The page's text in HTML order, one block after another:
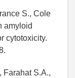
S., Cole
amyloid
cytotoxicity.
Farahat S.A.,